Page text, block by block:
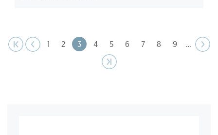
Paginação
|‹
Página
‹‹
Page
1 Page
2 Page
3 Page
4 Page
5 Page
6 Page
7 Page
8 Page
9 …
››
Última página
›|